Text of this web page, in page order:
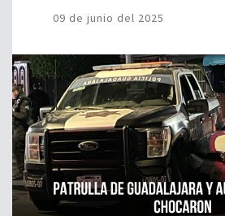
09 de junio del 2025